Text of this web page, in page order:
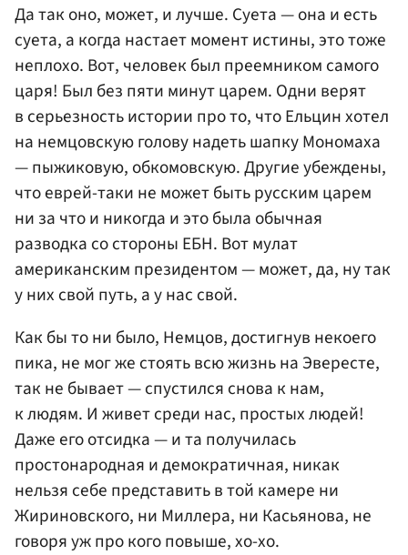
Да так оно, может, и лучше. Суета — она и есть
суета, а когда настает момент истины, это тоже
неплохо. Вот, человек был преемником самого
царя! Был без пяти минут царем. Одни верят
в серьезность истории про то, что Ельцин хотел
на немцовскую голову надеть шапку Мономаха
— пыжиковую, обкомовскую. Другие убеждены,
что еврей-таки не может быть русским царем
ни за что и никогда и это была обычная
разводка со стороны ЕБН. Вот мулат
американским президентом — может, да, ну так
у них свой путь, а у нас свой.
Как бы то ни было, Немцов, достигнув некоего
пика, не мог же стоять всю жизнь на Эвересте,
так не бывает — спустился снова к нам,
к людям. И живет среди нас, простых людей!
Даже его отсидка — и та получилась
простонародная и демократичная, никак
нельзя себе представить в той камере ни
Жириновского, ни Миллера, ни Касьянова, не
говоря уж про кого повыше, хо-хо.